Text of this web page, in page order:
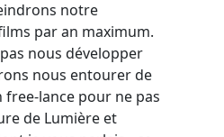
notre
par an maximum.
nous développer
nous entourer de
lance pour ne pas
de Lumière et